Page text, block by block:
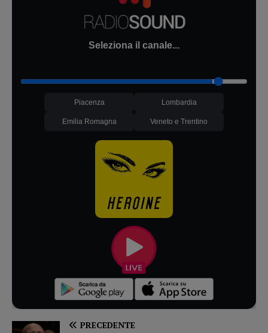
Seleziona il canale...
Piacenza Lombardia
Emilia Romagna Veneto e Trentino
PRECEDENTE